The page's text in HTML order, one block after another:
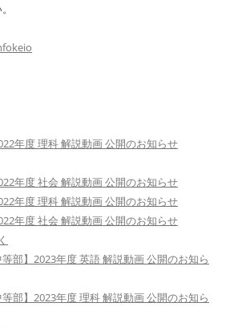
年度 理科 解説動画 公開のお知らせ
年度 社会 解説動画 公開のお知らせ
年度 理科 解説動画 公開のお知らせ
年度 社会 解説動画 公開のお知らせ
等部】2023年度 英語 解説動画 公開のお知ら
等部】2023年度 理科 解説動画 公開のお知ら